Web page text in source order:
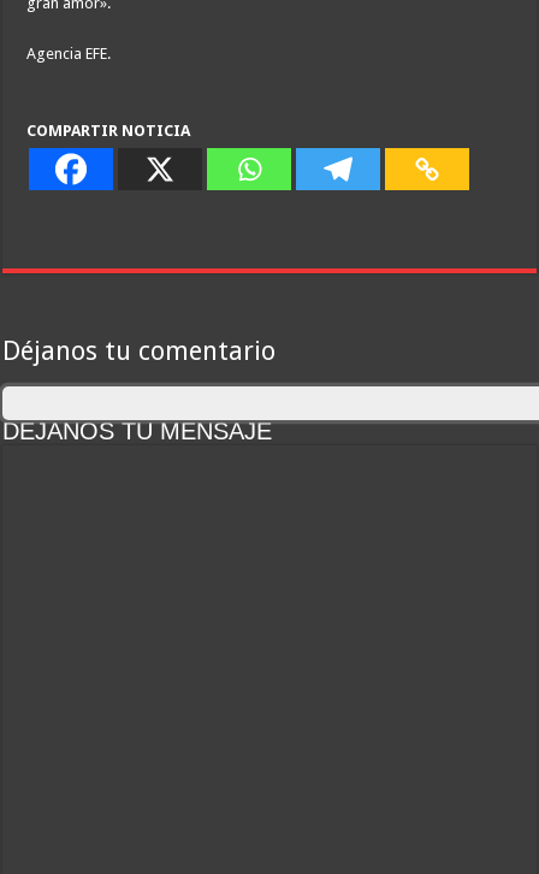
Agencia EFE.
COMPARTIR NOTICIA
Déjanos tu comentario
DEJANOS TU MENSAJE